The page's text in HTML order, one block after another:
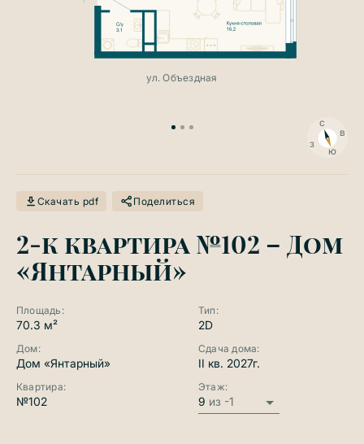
з
с
в
ю
ул. Объездная
Скачать pdf Поделиться
2-к квартира №102 – Дом
«Янтарный»
Площадь:
70.3 м²
Тип:
2D
Дом:
Дом «Янтарный»
Сдача дома:
II кв. 2027г.
Квартира:
№102
Этаж:
9 из -1